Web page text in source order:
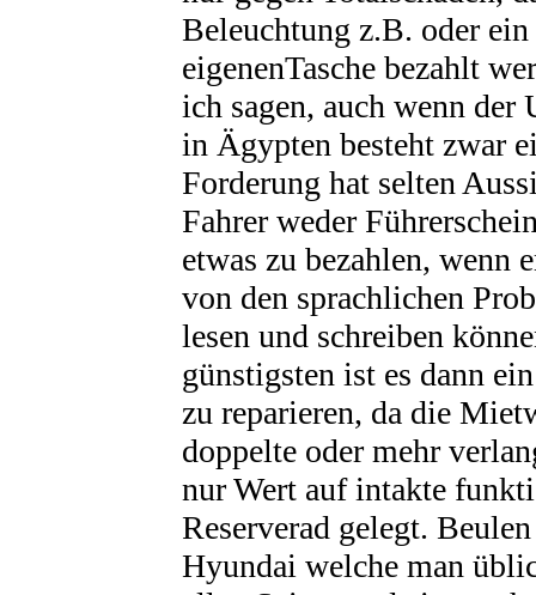
Beleuchtung z.B. oder
eigenenTasche bezahlt
ich sagen, auch wenn
in Ägypten besteht zwar
Forderung hat selten
Fahrer weder
etwas zu bezahlen, wenn
von den sprachlichen
lesen und schreiben
günstigsten ist es dann
zu reparieren, da die
doppelte oder mehr
nur Wert auf intakte
Reserverad gelegt.
Hyundai welche man